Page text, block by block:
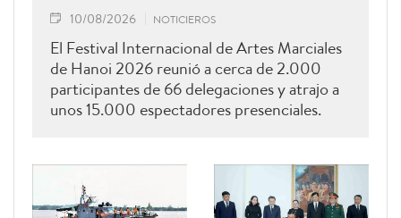
10/08/2026 NOTICIEROS
El Festival Internacional de Artes Marciales
de Hanoi 2026 reunió a cerca de 2.000
participantes de 66 delegaciones y atrajo a
unos 15.000 espectadores presenciales.